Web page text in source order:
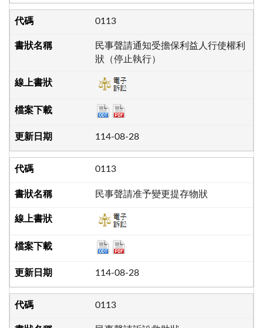
0113
民事聲請通知受擔保利益人行使權利
狀（停止執行）
114-08-28
0113
民事聲請准予變更提存物狀
114-08-28
0113